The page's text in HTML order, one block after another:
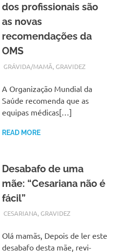
dos profissionais são
as novas
recomendações da
OMS
FEVEREIRO 19, 2018
ADMIN
GRÁVIDA/MAMÃ, GRAVIDEZ
A Organização Mundial da
Saúde recomenda que as
equipas médicas[…]
READ MORE
Desabafo de uma
mãe: “Cesariana não é
fácil”
FEVEREIRO 7, 2018
ADMIN
CESARIANA, GRAVIDEZ
Olá mamãs, Depois de ler este
desabafo desta mãe, revi-